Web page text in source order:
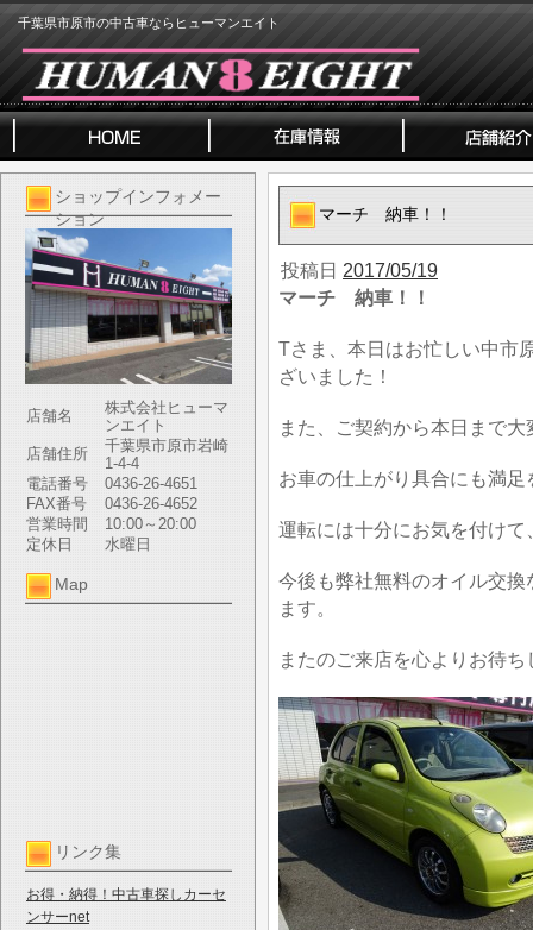
千葉県市原市の中古車ならヒューマンエイト
ショップインフォメー
ション
店舗名
株式会社ヒューマ
ンエイト
店舗住所
千葉県市原市岩崎
1-4-4
電話番号
0436-26-4651
FAX番号
0436-26-4652
営業時間
10:00～20:00
定休日
水曜日
Map
リンク集
お得・納得！中古車探しカーセ
ンサーnet
マーチ 納車！！
投稿日 2017/05/19
マーチ 納車！！
Tさま、本日はお忙しい中市
ざいました！
また、ご契約から本日まで
お車の仕上がり具合にも満
運転には十分にお気を付け
今後も弊社無料のオイル交
ます。
またのご来店を心よりお待